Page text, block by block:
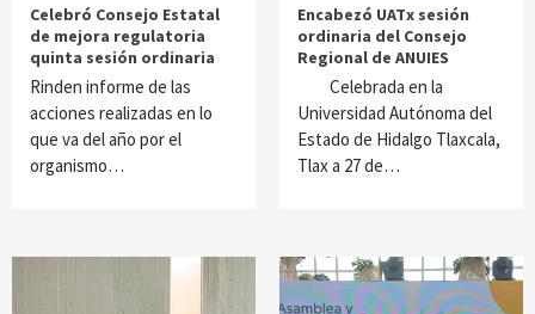
Celebró Consejo Estatal
de mejora regulatoria
quinta sesión ordinaria
Rinden informe de las
acciones realizadas en lo
que va del año por el
organismo…
Encabezó UATx sesión
ordinaria del Consejo
Regional de ANUIES
Celebrada en la
Universidad Autónoma del
Estado de Hidalgo Tlaxcala,
Tlax a 27 de…